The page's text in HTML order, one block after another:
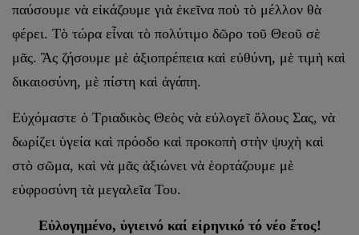
παύσουμε νὰ εἰκάζουμε γιὰ ἐκεῖνα ποὺ τὸ μέλλον θὰ
φέρει. Τὸ τώρα εἶναι τὸ πολύτιμο δῶρο τοῦ Θεοῦ σὲ
μᾶς. Ἂς ζήσουμε μὲ ἀξιοπρέπεια καὶ εὐθύνη, μὲ τιμὴ καὶ
δικαιοσύνη, μὲ πίστη καὶ ἀγάπη.
Εὐχόμαστε ὁ Τριαδικὸς Θεὸς νὰ εὐλογεῖ ὅλους Σας, νὰ
δωρίζει ὑγεία καὶ πρόοδο καὶ προκοπὴ στὴν ψυχὴ καὶ
στὸ σῶμα, καὶ νὰ μᾶς ἀξιώνει νὰ ἑορτάζουμε μὲ
εὐφροσύνη τὰ μεγαλεῖα Του.
Εὐλογημένο, ὑγιεινό καί εἰρηνικό τό νέο ἔτος!